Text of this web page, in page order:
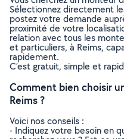
Sélectionnez directement
postez votre demande
proximité de votre
relation avec tous les
et particuliers, à Reims,
rapidement.
C’est gratuit, simple et
Comment bien choisir
Reims ?
Voici nos conseils :
- Indiquez votre besoin en